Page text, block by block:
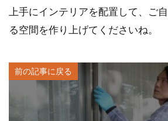
上手にインテリアを配置して、ご
る空間を作り上げてくださいね。
前の記事に戻る